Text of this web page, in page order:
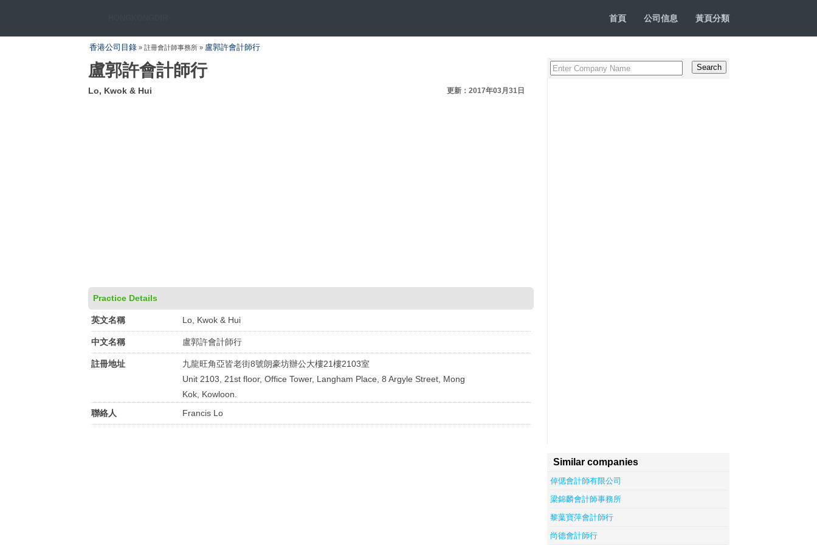
首頁 公司信息 黃頁分類
香港公司目錄 » 註冊會計師事務所 » 盧郭許會計師行
盧郭許會計師行
Lo, Kwok & Hui 更新：2017年03月31日
Practice Details
英文名稱 Lo, Kwok & Hui
中文名稱 盧郭許會計師行
註冊地址
九龍旺角亞皆老街8號朗豪坊辦公大樓21樓2103室
Unit 2103, 21st floor, Office Tower, Langham Place, 8 Argyle Street, Mong
Kok, Kowloon.
聯絡人
Francis Lo
Similar companies
倬偲會計師有限公司
梁錦麟會計師事務所
黎葉寶萍會計師行
尚德會計師行